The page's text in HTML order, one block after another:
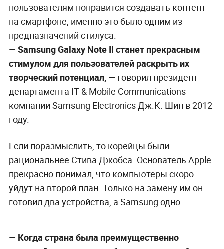
пользователям понравится создавать контент
на смартфоне, именно это было одним из
предназначений стилуса.
— Samsung Galaxy Note II станет прекрасным
стимулом для пользователей раскрыть их
творческий потенциал,— говорил президент
департамента IT & Mobile Communications
компании Samsung Electronics Дж.К. Шин в 2012
году.
Если поразмыслить, то корейцы были
рациональнее Стива Джобса. Основатель Apple
прекрасно понимал, что компьютеры скоро
уйдут на второй план. Только на замену им он
готовил два устройства, а Samsung одно.